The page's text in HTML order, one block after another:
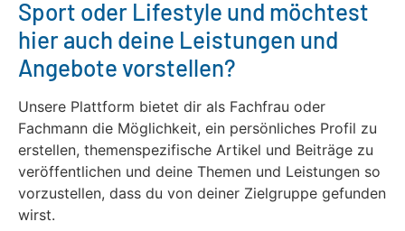
Sport oder Lifestyle und möchtest
hier auch deine Leistungen und
Angebote vorstellen?
Unsere Plattform bietet dir als Fachfrau oder
Fachmann die Möglichkeit, ein persönliches Profil zu
erstellen, themenspezifische Artikel und Beiträge zu
veröffentlichen und deine Themen und Leistungen so
vorzustellen, dass du von deiner Zielgruppe gefunden
wirst.